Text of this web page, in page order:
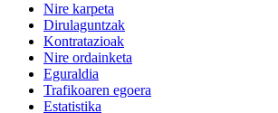
Nire karpeta
Dirulaguntzak
Kontratazioak
Nire ordainketa
Eguraldia
Trafikoaren egoera
Estatistika